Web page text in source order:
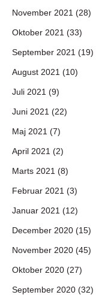
November 2021 (28)
Oktober 2021 (33)
September 2021 (19)
August 2021 (10)
Juli 2021 (9)
Juni 2021 (22)
Maj 2021 (7)
April 2021 (2)
Marts 2021 (8)
Februar 2021 (3)
Januar 2021 (12)
December 2020 (15)
November 2020 (45)
Oktober 2020 (27)
September 2020 (32)